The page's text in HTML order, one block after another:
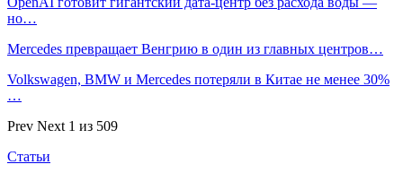
но…
Mercedes превращает Венгрию в один из главных центров…
Volkswagen, BMW и Mercedes потеряли в Китае не менее 30%
…
Prev Next 1 из 509
Статьи